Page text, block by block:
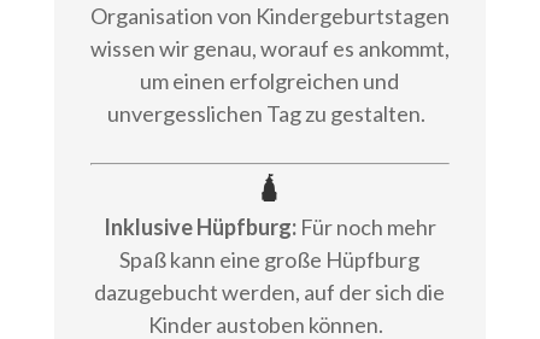
Organisation von Kindergeburtstagen
wissen wir genau, worauf es ankommt,
um einen erfolgreichen und
unvergesslichen Tag zu gestalten.
🛕
Inklusive Hüpfburg:Für noch mehr
Spaß kann eine große Hüpfburg
dazugebucht werden, auf der sich die
Kinder austoben können.